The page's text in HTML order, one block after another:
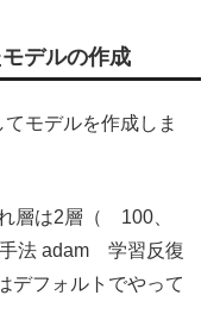
デルの作成
モデルを作成しま
層は2層（ 100、
法 adam 学習反復
フォルトでやって